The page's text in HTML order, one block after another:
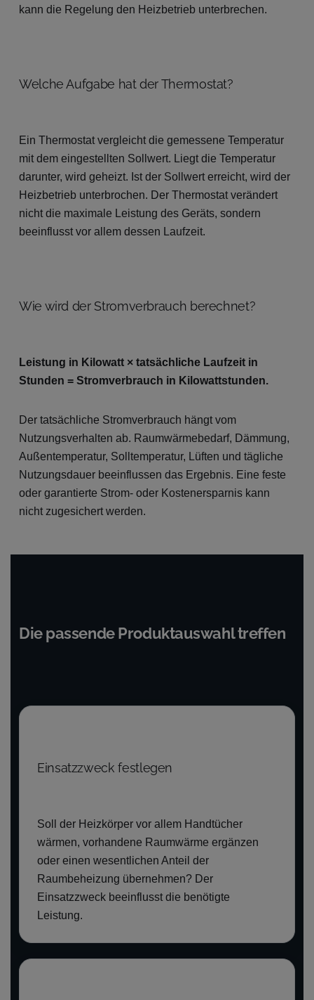
kann die Regelung den Heizbetrieb unterbrechen.
Welche Aufgabe hat der Thermostat?
Ein Thermostat vergleicht die gemessene Temperatur
mit dem eingestellten Sollwert. Liegt die Temperatur
darunter, wird geheizt. Ist der Sollwert erreicht, wird der
Heizbetrieb unterbrochen. Der Thermostat verändert
nicht die maximale Leistung des Geräts, sondern
beeinflusst vor allem dessen Laufzeit.
Wie wird der Stromverbrauch berechnet?
Leistung in Kilowatt × tatsächliche Laufzeit in
Stunden = Stromverbrauch in Kilowattstunden.
Der tatsächliche Stromverbrauch hängt vom
Nutzungsverhalten ab. Raumwärmebedarf, Dämmung,
Außentemperatur, Solltemperatur, Lüften und tägliche
Nutzungsdauer beeinflussen das Ergebnis. Eine feste
oder garantierte Strom- oder Kostenersparnis kann
nicht zugesichert werden.
Die passende Produktauswahl treffen
Einsatzzweck festlegen
Soll der Heizkörper vor allem Handtücher
wärmen, vorhandene Raumwärme ergänzen
oder einen wesentlichen Anteil der
Raumbeheizung übernehmen? Der
Einsatzzweck beeinflusst die benötigte
Leistung.